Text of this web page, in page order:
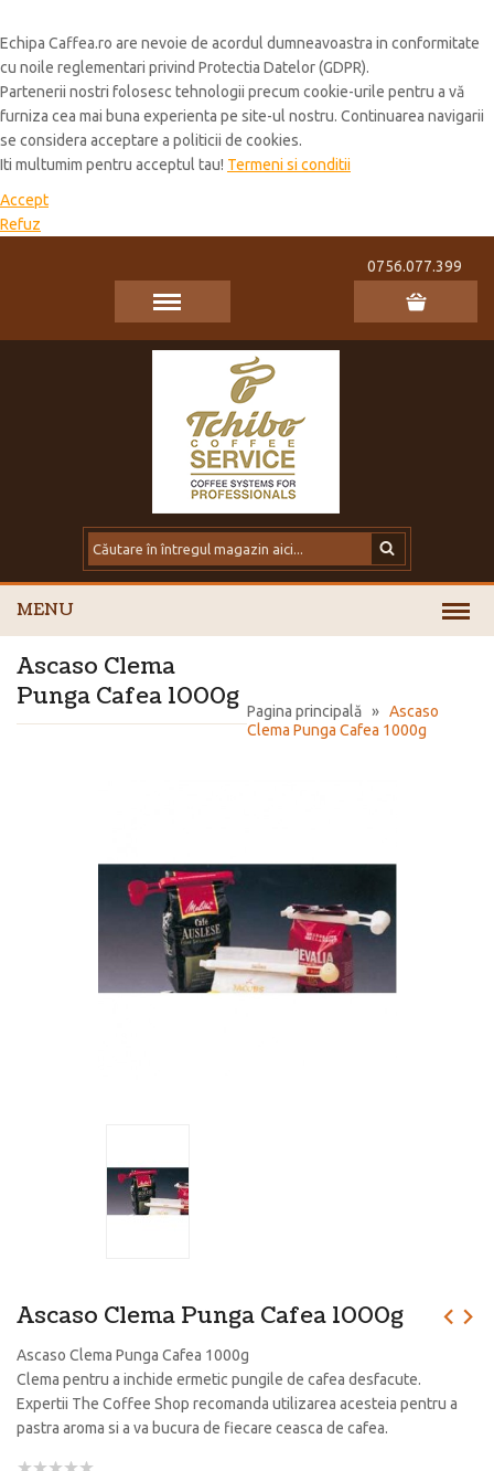
Echipa Caffea.ro are nevoie de acordul dumneavoastra in conformitate
cu noile reglementari privind Protectia Datelor (GDPR).
Partenerii nostri folosesc tehnologii precum cookie-urile pentru a vă
furniza cea mai buna experienta pe site-ul nostru. Continuarea navigarii
se considera acceptare a politicii de cookies.
Iti multumim pentru acceptul tau! Termeni si conditii
Accept
Refuz
0756.077.399
MENU
Pagina principală » Ascaso
Clema Punga Cafea 1000g
Ascaso Clema
Punga Cafea 1000g
Ascaso Clema Punga Cafea 1000g
Ascaso Clema Punga Cafea 1000g
Clema pentru a inchide ermetic pungile de cafea desfacute.
Expertii The Coffee Shop recomanda utilizarea acesteia pentru a
pastra aroma si a va bucura de fiecare ceasca de cafea.